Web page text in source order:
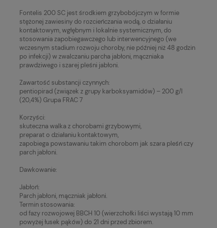
Fontelis 200 SC jest środkiem grzybobójczym w formie
stężonej zawiesiny do rozcieńczania wodą, o działaniu
kontaktowym, wgłębnym i lokalnie systemicznym, do
stosowania zapobiegawczego lub interwencyjnego (we
wczesnym stadium rozwoju choroby, nie później niż 48 godzin
po infekcji) w zwalczaniu parcha jabłoni, mączniaka
prawdziwego i szarej pleśni jabłoni.
Zawartość substancji czynnych:
pentiopirad (związek z grupy karboksyamidów) – 200 g/l
(20,4%) Grupa FRAC 7
Korzyści:
skuteczna walka z chorobami grzybowymi,
preparat o działaniu kontaktowym,
zapobiega powstawaniu takim chorobom jak szara pleśń czy
parch jabłoni.
Dawkowanie:
Jabłoń:
Parch jabłoni, mączniak jabłoni.
Termin stosowania:
od fazy rozwojowej BBCH 10 (wierzchołki liści wystają 10 mm
powyżej łusek pąków) do 21 dni przed zbiorem.